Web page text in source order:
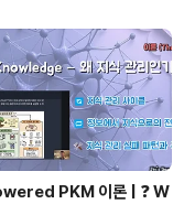
대
PKM 이론 | ❓ W